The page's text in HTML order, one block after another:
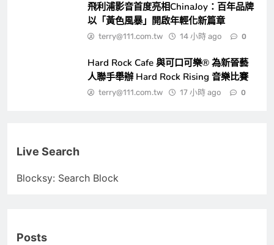
飛利浦影音首度亮相ChinaJoy：百年品牌
以「黃色風暴」開啟年輕化新篇章
terry@111.com.tw 14 小時 ago 0
Hard Rock Cafe 與可口可樂® 為新晉藝
人聯手舉辦 Hard Rock Rising 音樂比賽
terry@111.com.tw 17 小時 ago 0
Live Search
Blocksy: Search Block
Posts